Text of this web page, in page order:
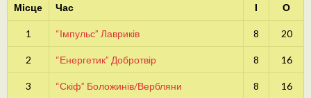
Місце Час І О
1 “Імпульс” Лавриків 8 20
2 “Енергетик” Добротвір 8 16
3 “Скіф” Боложинів/Вербляни 8 16